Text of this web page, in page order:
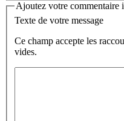
Ajoutez votre commentaire
Texte de votre message
Ce champ accepte les
vides.